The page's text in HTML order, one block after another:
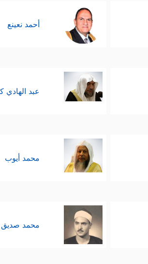
أحمد نعينع
عبد الهادي
محمد أيوب
محمد صديق